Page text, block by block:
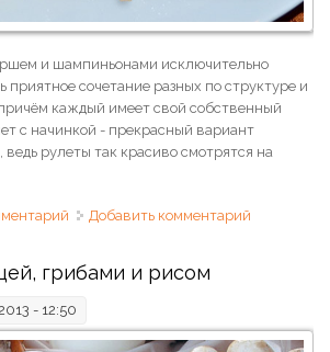
и шампиньонами исключительно
приятное сочетание разных по структуре и
каждый имеет свой собственный
с начинкой - прекрасный вариант
ведь рулеты так красиво смотрятся на
из курицы с фаршем и шампиньонами
Добавить комментарий
грибами и рисом
- 12:50